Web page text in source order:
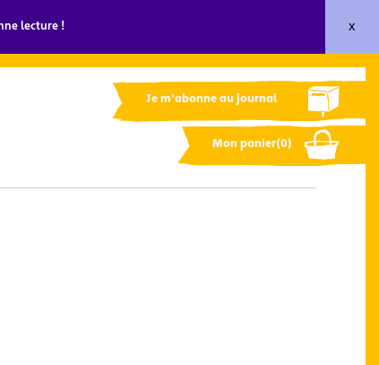
lecture ! x
Je m'abonne au journal
Mon panier(0)